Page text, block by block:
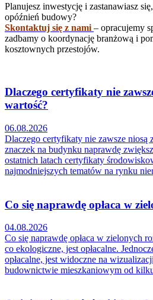
Planujesz inwestycję i zastanawiasz
opóźnień budowy?
Skontaktuj się z nami – opracujemy
zadbamy o koordynację branżową i
kosztownych przestojów.
Dlaczego certyfikaty nie
wartość?
06.08.2026
Dlaczego certyfikaty nie zawsze niosą
znaczek na budynku naprawdę
ostatnich latach certyfikaty
najmodniejszych tematów na rynku
Co się naprawdę opłaca w
04.08.2026
Co się naprawdę opłaca w zielonych
co ekologiczne, jest opłacalne.
opłacalne, jest widoczne na
budownictwie mieszkaniowym od